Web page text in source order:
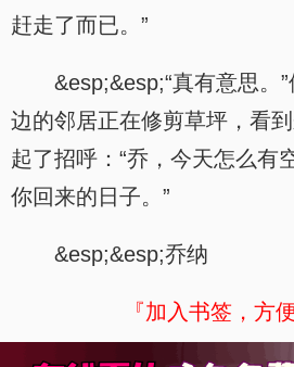
赶走了而已。”
&esp;&esp;“真有意思。
边的邻居正在修剪草坪，看
起了招呼：“乔，今天怎么有
你回来的日子。”
&esp;&esp;乔纳
『加入书签，方